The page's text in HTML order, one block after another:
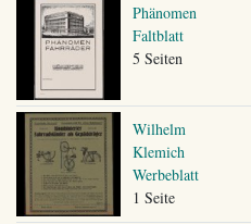
Phänomen
Faltblatt
5 Seiten
Wilhelm
Klemich
Werbeblatt
1 Seite